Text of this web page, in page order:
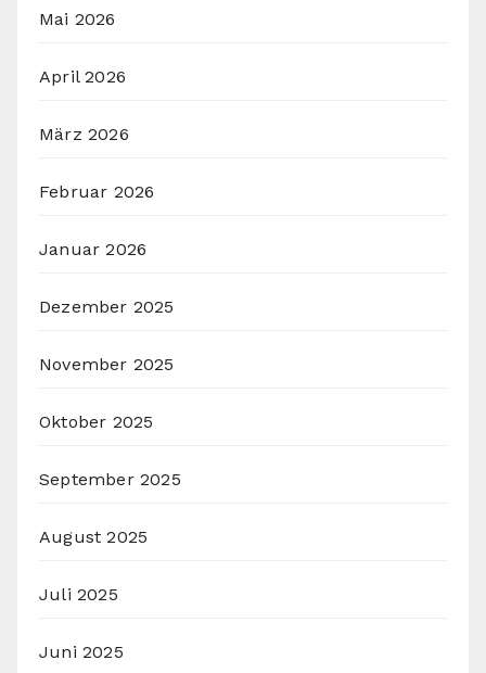
Mai 2026
April 2026
März 2026
Februar 2026
Januar 2026
Dezember 2025
November 2025
Oktober 2025
September 2025
August 2025
Juli 2025
Juni 2025